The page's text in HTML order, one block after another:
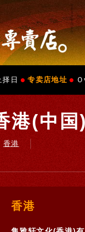
择日 专卖店地址
港(中
香港
香港